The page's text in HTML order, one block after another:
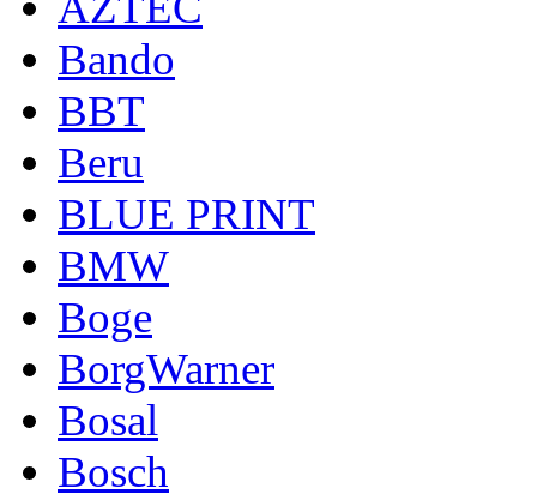
Bando
BBT
Beru
BLUE PRINT
BMW
Boge
BorgWarner
Bosal
Bosch